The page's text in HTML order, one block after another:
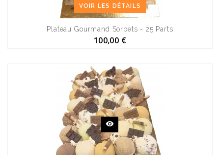
VOIR LES DÉTAILS
Plateau Gourmand Sorbets - 25 Parts
100,00 €